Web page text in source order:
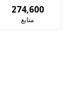
274,600
متابع